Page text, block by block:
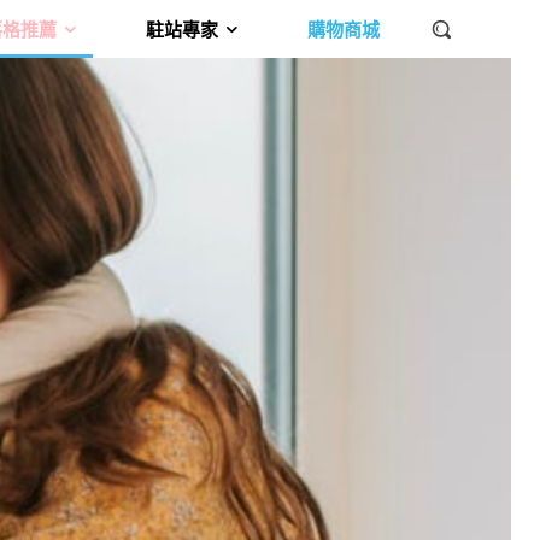
推薦 駐站專家 購物商城